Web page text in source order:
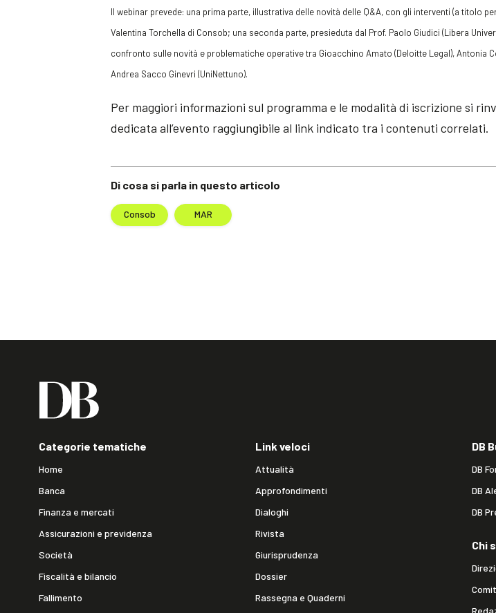
Di cosa si parla in questo articolo
Consob MAR
Ilwebinar prevede: una prima parte, illustrativa delle novità delle Q&A, con gli interventi (a titolo
Valentina Torchella di Consob; una seconda parte, presieduta dal Prof. Paolo Giudici (Libera
confronto sulle novità e problematiche operative tra Gioacchino Amato (Deloitte Legal), Antonia
Andrea Sacco Ginevri (UniNettuno).
Per maggiori informazioni sul programma e le modalità di iscrizione si
dedicata all’evento raggiungibile al link indicato tra i contenuti correlati.
Categorie tematiche
Home
Banca
Finanza e mercati
Assicurazioni e previdenza
Società
Fiscalità e bilancio
Fallimento
Link veloci
Attualità
Approfondimenti
Dialoghi
Rivista
Giurisprudenza
Dossier
Rassegna e Quaderni
DB
DB
DB
DB
Chi